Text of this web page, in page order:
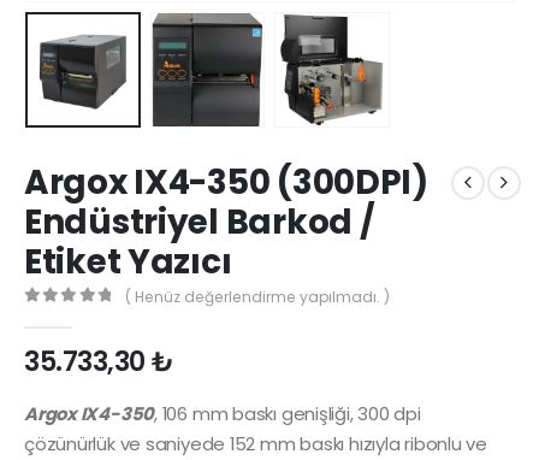
Argox IX4-350 (300DPI)
Endüstriyel Barkod /
Etiket Yazıcı
( Henüz değerlendirme yapılmadı. )
35.733,30₺
Argox IX4-350, 106 mm baskı genişliği, 300 dpi
çözünürlük ve saniyede 152 mm baskı hızıyla ribonlu ve